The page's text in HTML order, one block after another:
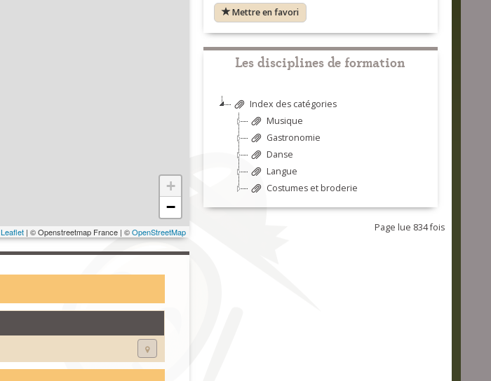
+
−
Leaflet| © Openstreetmap France | ©OpenStreetMap
Mettre en favori
Les disciplines de formation
Index des catégories
Musique
Gastronomie
Danse
Langue
Costumes et broderie
Page lue 834 fois